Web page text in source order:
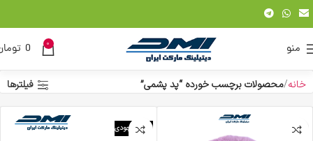
منو 0
0
خانه محصولات برچسب خورده “پد پشمی” فیلترها
اتمام موجودی